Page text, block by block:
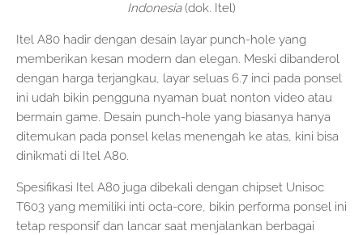
Indonesia(dok. Itel)
Itel A80 hadir dengan desain layar punch-hole yang
memberikan kesan modern dan elegan. Meski dibanderol
dengan harga terjangkau, layar seluas 6.7 inci pada ponsel
ini udah bikin pengguna nyaman buat nonton video atau
bermain game. Desain punch-hole yang biasanya hanya
ditemukan pada ponsel kelas menengah ke atas, kini bisa
dinikmati di Itel A80.
Spesifikasi Itel A80 juga dibekali dengan chipset Unisoc
T603 yang memiliki inti octa-core, bikin performa ponsel ini
tetap responsif dan lancar saat menjalankan berbagai